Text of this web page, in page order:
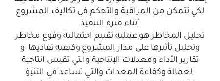
لكي نتمكن من المراقبة والتحكم في تكاليف المشروع
أثناء فترة التنفيذ
تحليل المخاطر هو عملية تقييم احتمالية وقوع مخاطر
وتحليل تأثيرها على مدار المشروع وكيفية تفاديها و
تقارير الأداء ومعدلات الإنتاجية والتي تقيس انتاجية
العمالة وكفاءة المعدات والتي تساعد في التنبؤ